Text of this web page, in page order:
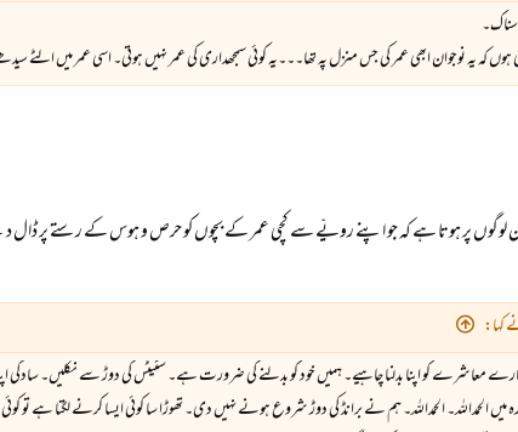
ہوں کہ یہ نوجوان ابھی عمر کی جس منزل پہ تھا۔۔۔یہ کوئی سمجھداری کی عمر نہیں ہوتی۔ اسی عمر میں الٹے
لوگوں پر ہوتا ہے کہ جو اپنے رویّے سے کچی عمر کے بچوں کو حرص و ہوس کے رستے پر ڈال
کہا:
معاشرے کو اپنا بدلنا چاہیے۔ ہمیں خود کو بدلنے کی ضرورت ہے۔ سٹیٹس کی دوڑ سے نکلیں۔ سادگی
میں الحمداللہ۔ الحمداللہ۔ ہم نے برانڈ کی دوڑ شروع ہونے نہیں دی۔ تھوڑا سا کوئی ایسا کرنے لگتا